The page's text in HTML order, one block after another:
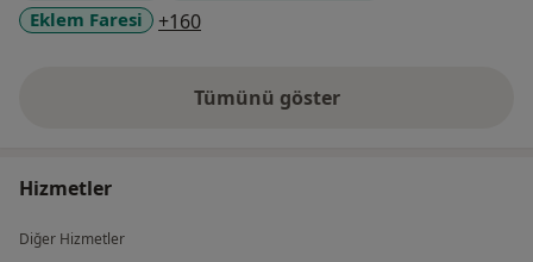
Eklem Faresi
+160a11y_sr_more_diseases
Tümünü gösterdeneyim hakkında
Hizmetler
Diğer Hizmetler